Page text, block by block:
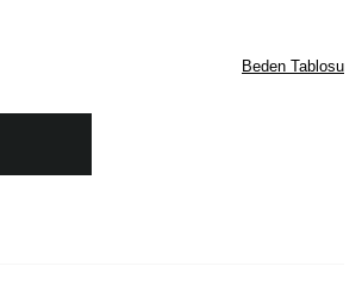
Beden Tablosu